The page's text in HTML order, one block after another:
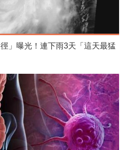
」曝光！連下雨3天「這天最猛